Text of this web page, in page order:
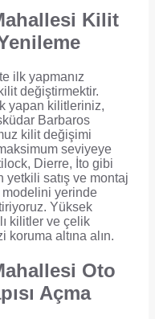
Kilit
ilk yapmanız
değiştirmektir.
yapan kilitleriniz,
Barbaros
kilit değişimi
seviyeye
Dierre, İto gibi
yetkili satış ve montaj
yerinde
Yüksek
kilitler ve çelik
altına alın.
Oto
Açma